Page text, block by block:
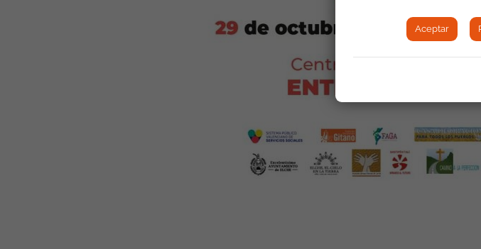
Aceptar